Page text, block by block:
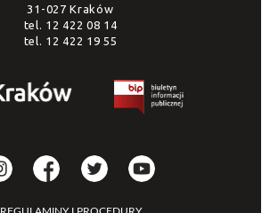
31-027 Kraków
tel. 12 422 08 14
tel. 12 422 19 55